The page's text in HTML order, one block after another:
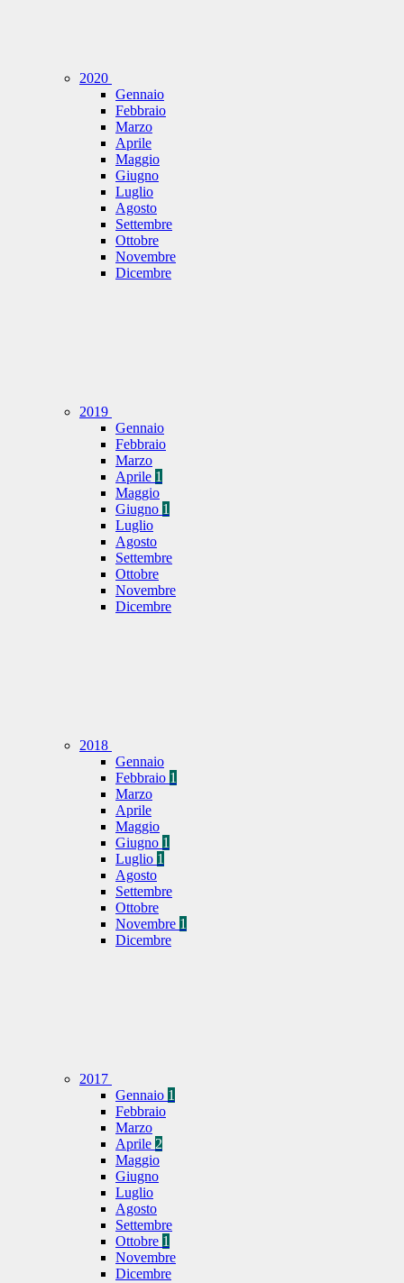
2020
Gennaio
Febbraio
Marzo
Aprile
Maggio
Giugno
Luglio
Agosto
Settembre
Ottobre
Novembre
Dicembre
2019
Gennaio
Febbraio
Marzo
Aprile 1
Maggio
Giugno 1
Luglio
Agosto
Settembre
Ottobre
Novembre
Dicembre
2018
Gennaio
Febbraio 1
Marzo
Aprile
Maggio
Giugno 1
Luglio 1
Agosto
Settembre
Ottobre
Novembre 1
Dicembre
2017
Gennaio 1
Febbraio
Marzo
Aprile 2
Maggio
Giugno
Luglio
Agosto
Settembre
Ottobre 1
Novembre
Dicembre